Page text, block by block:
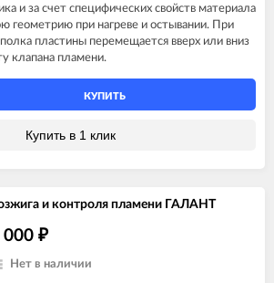
и за счет специфических свойств материала
геометрию при нагреве и остывании. При
пластины перемещается вверх или вниз
клапана пламени.
КУПИТЬ
Купить в 1 клик
и контроля пламени ГАЛАНТ
000 ₽
Нет в наличии